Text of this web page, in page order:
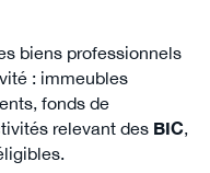
biens professionnels
: immeubles
fonds de
relevant des BIC,